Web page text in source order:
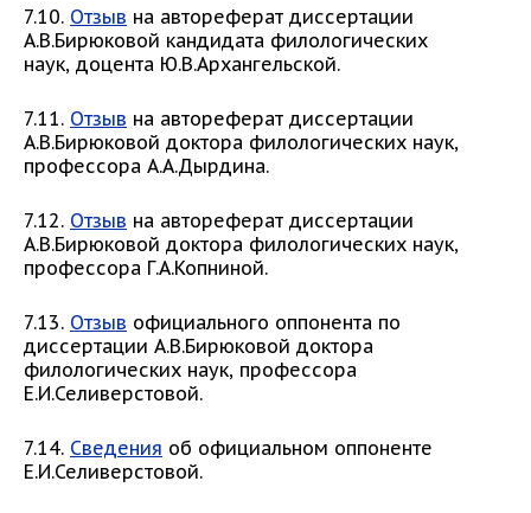
7.10. Отзыв на автореферат диссертации
А.В.Бирюковой кандидата филологических
наук, доцента Ю.В.Архангельской.
7.11. Отзыв на автореферат диссертации
А.В.Бирюковой доктора филологических наук,
профессора А.А.Дырдина.
7.12. Отзыв на автореферат диссертации
А.В.Бирюковой доктора филологических наук,
профессора Г.А.Копниной.
7.13. Отзыв официального оппонента по
диссертации А.В.Бирюковой доктора
филологических наук, профессора
Е.И.Селиверстовой.
7.14. Сведения об официальном оппоненте
Е.И.Селиверстовой.